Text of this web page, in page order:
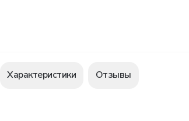
Характеристики Отзывы